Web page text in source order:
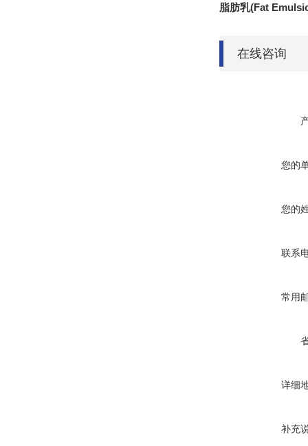
脂肪乳(Fat
在线咨询
您的
您的
联系
常用
详细
补充